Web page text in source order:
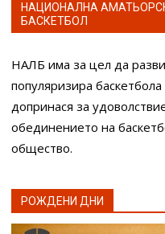
НАЦИОНАЛНА
БАСКЕТБОЛ
НАЛБ има за цел да
популяризира баскетбола
допринася за
обединението на
общество.
РОЖДЕНИ ДНИ